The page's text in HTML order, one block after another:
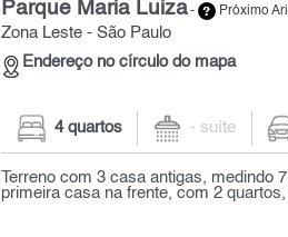
Parque Maria Luiza- Próximo
Zona Leste - São Paulo
Endereço no círculo do mapa
4 quartos - suíte
Terreno com 3 casa antigas, medindo
primeira casa na frente, com 2